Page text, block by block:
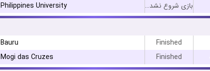
Philippines University بازی شروع نشده است
Bauru Finished
Mogi das Cruzes Finished